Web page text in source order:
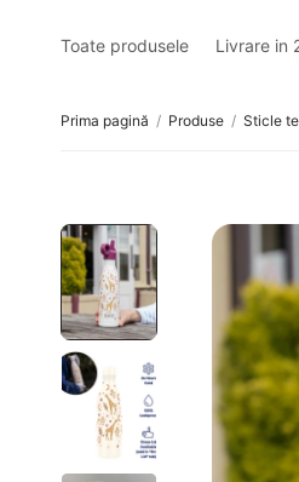
Toate produsele Livrare in
Prima pagină / Produse / Sticle